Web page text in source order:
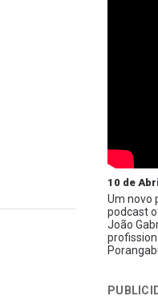
10 de
Um novo
podcast
João